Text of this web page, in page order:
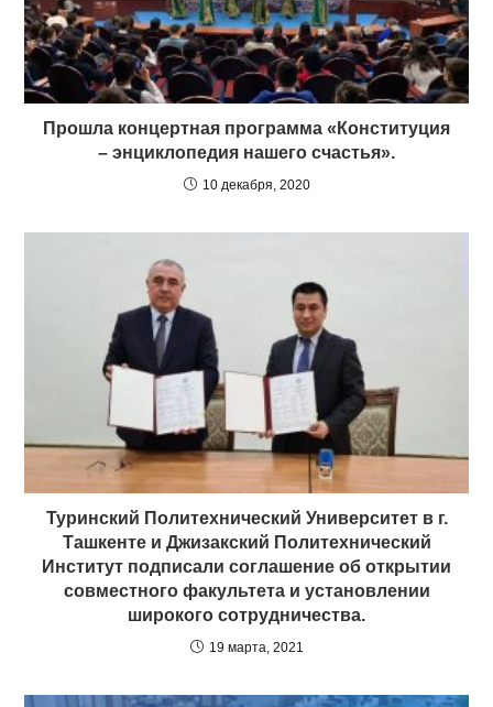
Прошла концертная программа «Конституция
– энциклопедия нашего счастья».
10 декабря, 2020
Туринский Политехнический Университет в г.
Ташкенте и Джизакский Политехнический
Институт подписали соглашение об открытии
совместного факультета и установлении
широкого сотрудничества.
19 марта, 2021